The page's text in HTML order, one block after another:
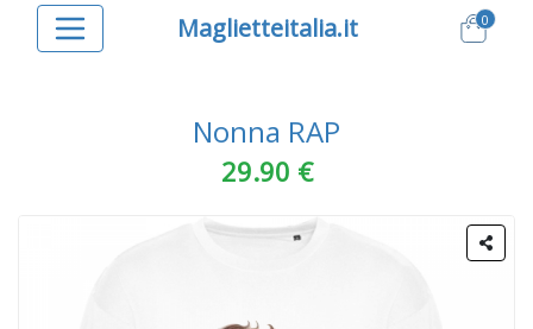
Maglietteitalia.it 0
Nonna RAP
29.90 €